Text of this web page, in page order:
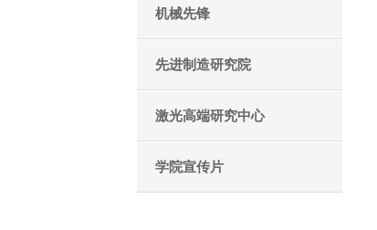
机械先锋
先进制造研究院
激光高端研究中心
学院宣传片